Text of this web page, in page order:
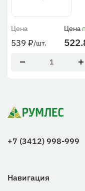
Цена
539 ₽/шт.
Цена
+7 (3412) 998-999
Навигация